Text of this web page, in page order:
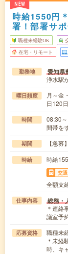
NEW
時給1550円
署！部署サ
職種未経験OK
在宅・リモート
勤務地 愛知県
浄水駅
曜日頻度
月～金
日120
時間
08:30
間帯を
期間 【急
時給 時給
交
全額支
仕事内容 総務・
＊連絡
議室予
応募資格
職種未
＊未経
時、キ